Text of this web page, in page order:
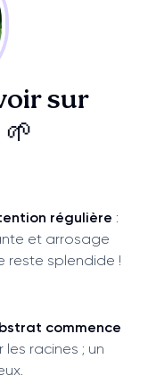
sur
régulière :
et arrosage
reste splendide !
commence
les racines ; un